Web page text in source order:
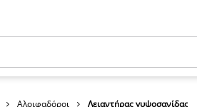
Αλοιφαδόροι Λειαντήρας γυψοσανίδας